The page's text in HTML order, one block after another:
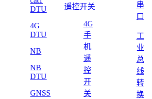
DTU
4G
DTU
NB
NB
DTU
GNSS
遥控开关
4G
手
机
遥
控
开
关
串
口
工
业
总
线
转
换